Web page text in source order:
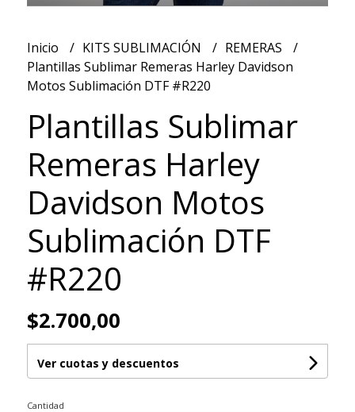
Inicio KITS SUBLIMACIÓN
REMERAS
Plantillas Sublimar Remeras Harley Davidson
Motos Sublimación DTF #R220
Plantillas Sublimar
Remeras Harley
Davidson Motos
Sublimación DTF
#R220
$2.700,00
Ver cuotas y descuentos
Cantidad